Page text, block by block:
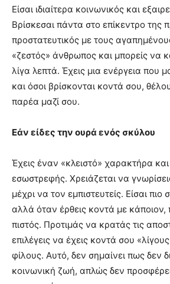
Είσαι ιδιαίτερα κοινωνικός και
Βρίσκεσαι πάντα στο επίκεντρο της
προστατευτικός με τους
«ζεστός» άνθρωπος και μπορείς να
λίγα λεπτά. Έχεις μια ενέργεια που
και όσοι βρίσκονται κοντά σου,
παρέα μαζί σου.
Εάν είδες την ουρά ενός σκύλου
Έχεις έναν «κλειστό» χαρακτήρα και
εσωστρεφής. Χρειάζεται να
μέχρι να τον εμπιστευτείς. Είσαι
αλλά όταν έρθεις κοντά με
πιστός. Προτιμάς να κρατάς τις
επιλέγεις να έχεις κοντά σου
φίλους. Αυτό, δεν σημαίνει πως δεν
κοινωνική ζωή, απλώς δεν